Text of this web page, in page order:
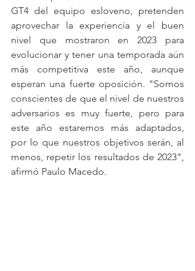
GT4 del equipo esloveno, pretenden
aprovechar la experiencia y el buen
nivel que mostraron en 2023 para
evolucionar y tener una temporada aún
más competitiva este año, aunque
esperan una fuerte oposición. "Somos
conscientes de que el nivel de nuestros
adversarios es muy fuerte, pero para
este año estaremos más adaptados,
por lo que nuestros objetivos serán, al
menos, repetir los resultados de 2023",
afirmó Paulo Macedo.